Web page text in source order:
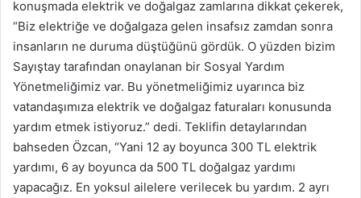
konuşmada elektrik ve doğalgaz zamlarına dikkat çekerek,
“Biz elektriğe ve doğalgaza gelen insafsız zamdan sonra
insanların ne duruma düştüğünü gördük. O yüzden bizim
Sayıştay tarafından onaylanan bir Sosyal Yardım
Yönetmeliğimiz var. Bu yönetmeliğimiz uyarınca biz
vatandaşımıza elektrik ve doğalgaz faturaları konusunda
yardım etmek istiyoruz.” dedi. Teklifin detaylarından
bahseden Özcan, “Yani 12 ay boyunca 300 TL elektrik
yardımı, 6 ay boyunca da 500 TL doğalgaz yardımı
yapacağız. En yoksul ailelere verilecek bu yardım. 2 ayrı